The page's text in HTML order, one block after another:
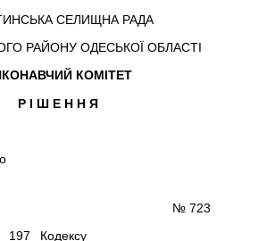
СЕЛИЩНА РАДА
РАЙОНУ ОДЕСЬКОЇ ОБЛАСТІ
КОМІТЕТ
Р І Ш Е Н Н Я
№ 723
статтею 197 Кодексу